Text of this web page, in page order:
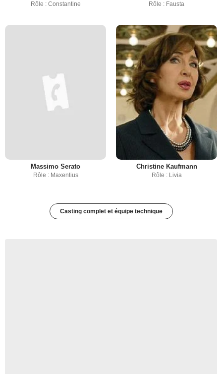
Rôle : Constantine Rôle : Fausta
Massimo Serato
Rôle : Maxentius
Christine Kaufmann
Rôle : Livia
Casting complet et équipe technique